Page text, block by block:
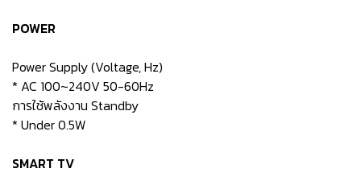
POWER
Power Supply (Voltage, Hz)
* AC 100~240V 50-60Hz
การใช้พลังงาน Standby
* Under 0.5W
SMART TV